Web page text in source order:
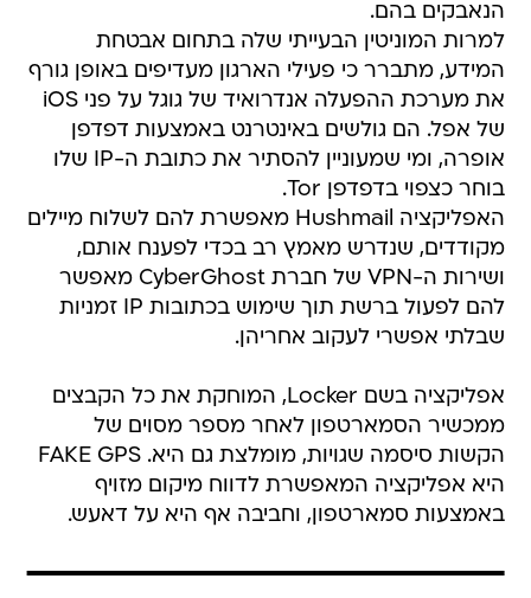
הנאבקים בהם.
למרות המוניטין הבעייתי שלה בתחום אבטחת
המידע, מתברר כי פעילי הארגון מעדיפים באופן גורף
את מערכת ההפעלה אנדרואיד של גוגל על פני iOS
של אפל. הם גולשים באינטרנט באמצעות דפדפן
אופרה, ומי שמעוניין להסתיר את כתובת ה-IP שלו
בוחר כצפוי בדפדפן Tor.
האפליקציה Hushmail מאפשרת להם לשלוח מיילים
מקודדים, שנדרש מאמץ רב בכדי לפענח אותם,
ושירות ה-VPN של חברת CyberGhost מאפשר
להם לפעול ברשת תוך שימוש בכתובות IP זמניות
שבלתי אפשרי לעקוב אחריהן.
אפליקציה בשם Locker, המוחקת את כל הקבצים
ממכשיר הסמארטפון לאחר מספר מסוים של
הקשות סיסמה שגויות, מומלצת גם היא. FAKE GPS
היא אפליקציה המאפשרת לדווח מיקום מזויף
באמצעות סמארטפון, וחביבה אף היא על דאעש.